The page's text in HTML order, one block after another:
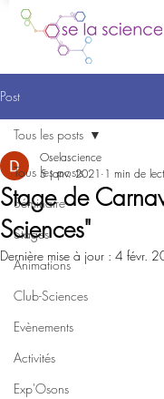
Post
Tous les posts
Séminaire
Stages
Animations
Club-Sciences
Evènements
Activités
Exp'Osons
Tous les posts
Stage de
Sciences"
Oselascience
5 janv. 2021 1 min de
Dernière mise à jour : 4 févr.